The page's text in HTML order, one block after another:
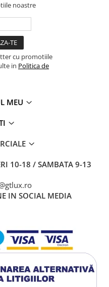
noastre
cu promotiile
in Politica de
MEU
10-18 / SAMBATA 9-13
IN SOCIAL MEDIA